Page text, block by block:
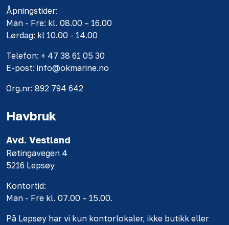
Åpningstider:
Man - Fre: kl. 08.00 – 16.00
Lørdag: kl 10.00 - 14.00
Telefon: + 47 38 61 05 30
E-post: info@okmarine.no
Org.nr: 892 794 642
Havbruk
Avd. Vestland
Røtingavegen 4
5216 Lepsøy
Kontortid:
Man - Fre kl. 07.00 – 15.00.
På Lepsøy har vi kun kontorlokaler, ikke butikk eller